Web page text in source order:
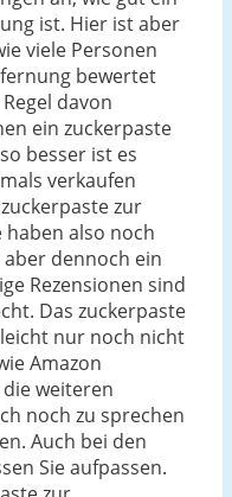
ist. Hier ist aber
viele Personen
bewertet
davon
ein zuckerpaste
besser ist es
verkaufen
zur
also noch
dennoch ein
Rezensionen sind
Das zuckerpaste
nur noch nicht
Amazon
weiteren
noch zu sprechen
Auch bei den
Sie aufpassen.